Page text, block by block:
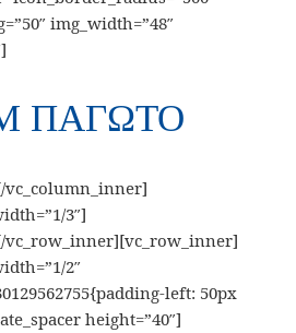
img_width=”48″
ΠΑΓΩΤΟ
3″]
2″
left: 50px
height=”40″]